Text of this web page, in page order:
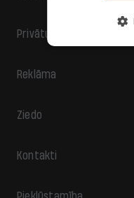
Privātuma politika
Reklāma
Ziedo
Kontakti